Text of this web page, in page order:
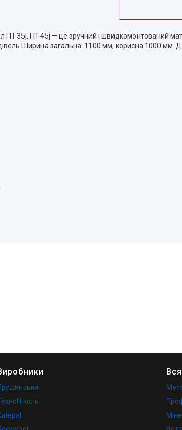
35j, ГП-45j — це зручний і швидкомонтований
загальна: 1100 мм, корисна 1000 мм.